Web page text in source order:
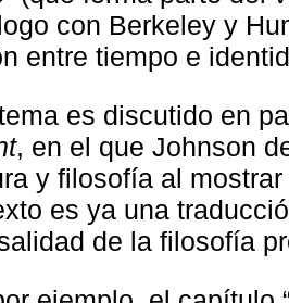
con Berkeley y
entre tiempo e
es discutido en
, en el que Johnson
y filosofía al
es ya una
de la filosofía